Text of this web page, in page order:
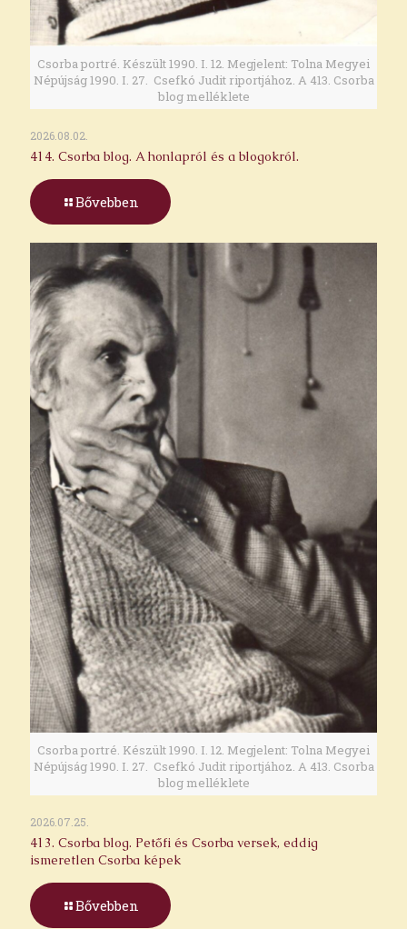
Csorba portré. Készült 1990. I. 12. Megjelent: Tolna Megyei
Népújság 1990. I. 27. Csefkó Judit riportjához. A 413. Csorba
blog melléklete
2026.08.02.
414. Csorba blog. A honlapról és a blogokról.
Bővebben
Csorba portré. Készült 1990. I. 12. Megjelent: Tolna Megyei
Népújság 1990. I. 27. Csefkó Judit riportjához. A 413. Csorba
blog melléklete
2026.07.25.
413. Csorba blog. Petőfi és Csorba versek, eddig
ismeretlen Csorba képek
Bővebben